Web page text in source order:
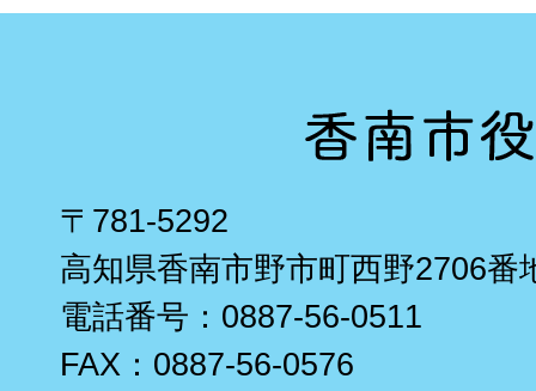
〒781-5292
高知県香南市野市町西野2706番
電話番号：0887-56-0511
FAX：0887-56-0576